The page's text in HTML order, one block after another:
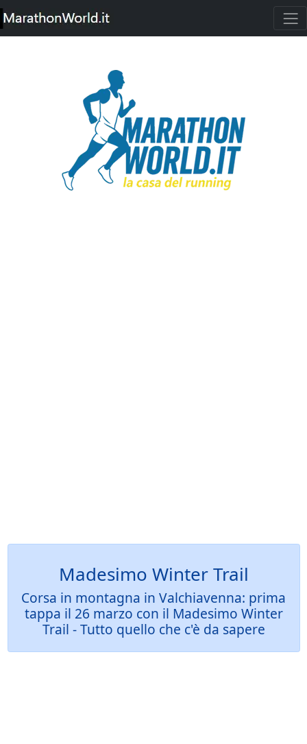
Madesimo Winter Trail
Corsa in montagna in Valchiavenna: prima
tappa il 26 marzo con il Madesimo Winter
Trail - Tutto quello che c'è da sapere